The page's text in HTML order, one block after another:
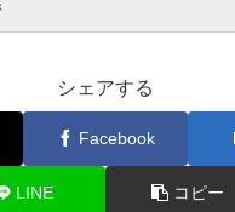
シェアする
Facebook
LINE コピー